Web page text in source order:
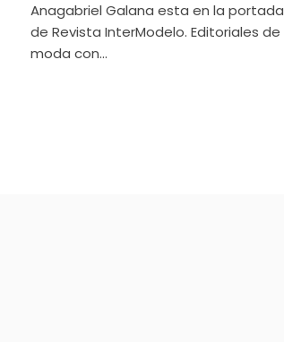
Anagabriel Galana esta en la portada
de Revista InterModelo. Editoriales de
moda con...